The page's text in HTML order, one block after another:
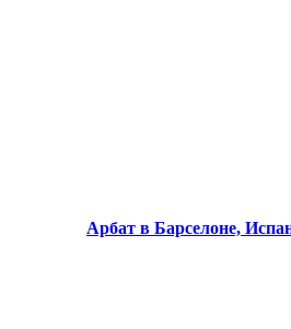
Арбат в Барселоне,